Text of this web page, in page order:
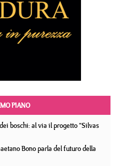
PIANO
boschi: al via il progetto “Silvas
Bono parla del futuro della